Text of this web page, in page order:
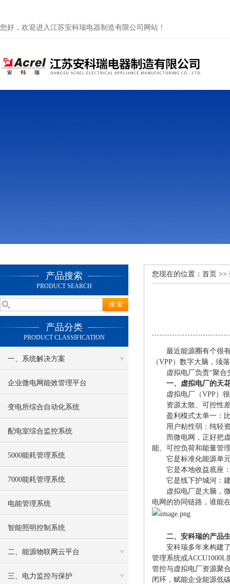
您好，欢迎进入江苏安科瑞电器制造有限公司网站！
产品搜索
PRODUCT SEARCH
产品分类
PRODUCT CLASSIFICATION
一、系统解决方案
企业微电网能效管理平台
变电所综合自动化系统
配电室综合监控系统
5000能耗管理系统
7000能耗管理系统
电能管理系统
智能照明控制系统
二、能源物联网云平台
三、电力监控与保护
您现在的位置： 首页 >>
最近能源圈有个很
（VPP）数字大脑，须
虚拟电厂负责“聚合
一、虚拟电厂的天
虚拟电厂（VPP）
资源太散、可控性
盈利模式太单一：
用户粘性弱：纯轻
而微电网，正好把
能、可控负荷和能量管
它是标准化能源单
它是本地收益底座
它是线下护城河：
虚拟电厂是大脑，
电网的协同链路，谁能
二、安科瑞的产品
安科瑞多年来构建
管理系统或
管控与虚拟电厂资源聚
闭环，赋能企业能源低